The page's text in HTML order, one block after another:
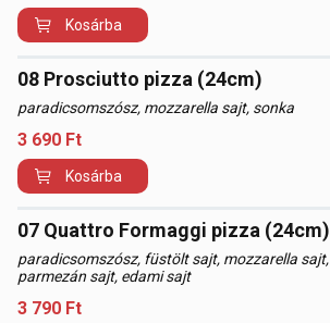
Kosárba
08 Prosciutto pizza (24cm)
paradicsomszósz, mozzarella sajt, sonka
3 690 Ft
Kosárba
07 Quattro Formaggi pizza (24cm)
paradicsomszósz, füstölt sajt, mozzarella sajt,
parmezán sajt, edami sajt
3 790 Ft